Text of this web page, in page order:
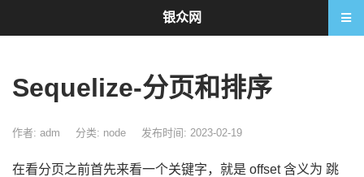
Sequelize-分页和排序
作者: adm 分类: node 发布时间: 2023-02-19
在看分页之前首先来看一个关键字，就是 offset 含义为 跳
银众网